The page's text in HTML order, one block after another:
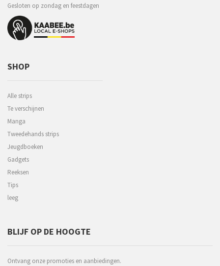
Gesloten op zondag en feestdagen
SHOP
Alle strips
Te verschijnen
Manga
Tweedehands strips
Jeugdboeken
Gadgets
Reeksen
Tips
leeg
BLIJF OP DE HOOGTE
Ontvang onze promoties en aanbiedingen.